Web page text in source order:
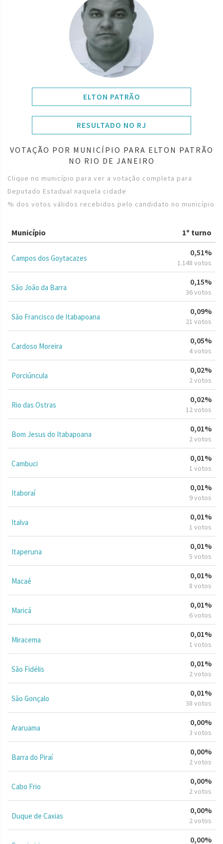
ELTON PATRÃO
RESULTADO NO RJ
VOTAÇÃO POR MUNICÍPIO PARA ELTON PATRÃO
NO RIO DE JANEIRO
Clique no município para ver a votação completa para
Deputado Estadual naquela cidade
% dos votos válidos recebidos pelo candidato no município
Município 1º turno
Campos dos Goytacazes
0,51%
1.148 votos
São João da Barra
0,15%
36 votos
São Francisco de Itabapoana
0,09%
21 votos
Cardoso Moreira
0,05%
4 votos
Porciúncula
0,02%
2 votos
Rio das Ostras
0,02%
12 votos
Bom Jesus do Itabapoana
0,01%
2 votos
Cambuci
0,01%
1 votos
Itaboraí
0,01%
9 votos
Italva
0,01%
1 votos
Itaperuna
0,01%
5 votos
Macaé
0,01%
8 votos
Maricá
0,01%
6 votos
Miracema
0,01%
1 votos
São Fidélis
0,01%
2 votos
São Gonçalo
0,01%
38 votos
Araruama
0,00%
3 votos
Barra do Piraí
0,00%
2 votos
Cabo Frio
0,00%
2 votos
Duque de Caxias
0,00%
2 votos
0,00%